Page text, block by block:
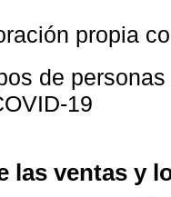
propia
de
19
las ventas y